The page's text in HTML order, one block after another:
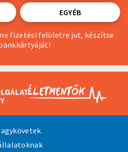
EGYÉB
fizetési felületre jut, készítse